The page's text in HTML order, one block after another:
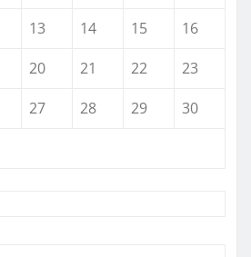
13 14 15
16
20 21 22
23
27 28 29
30